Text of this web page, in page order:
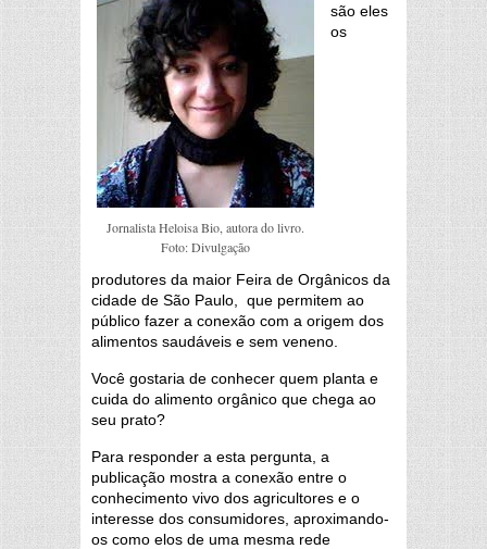
Jornalista Heloisa Bio, autora do livro.
Foto: Divulgação
são eles
os
produtores da maior Feira de Orgânicos da
cidade de São Paulo, que permitem ao
público fazer a conexão com a origem dos
alimentos saudáveis e sem veneno.
Você gostaria de conhecer quem planta e
cuida do alimento orgânico que chega ao
seu prato?
Para responder a esta pergunta, a
publicação mostra a conexão entre o
conhecimento vivo dos agricultores e o
interesse dos consumidores, aproximando-
os como elos de uma mesma rede